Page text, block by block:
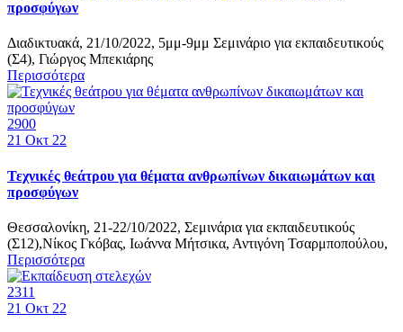
προσφύγων
Διαδικτυακά, 21/10/2022, 5μμ-9μμ Σεμινάριο για εκπαιδευτικούς
(Σ4), Γιώργος Μπεκιάρης
Περισσότερα
2900
21 Οκτ 22
Τεχνικές θεάτρου για θέματα ανθρωπίνων δικαιωμάτων και
προσφύγων
Θεσσαλονίκη, 21-22/10/2022, Σεμινάρια για εκπαιδευτικούς
(Σ12),Νίκος Γκόβας, Ιωάννα Μήτσικα, Αντιγόνη Τσαρμποπούλου,
Περισσότερα
2311
21 Οκτ 22